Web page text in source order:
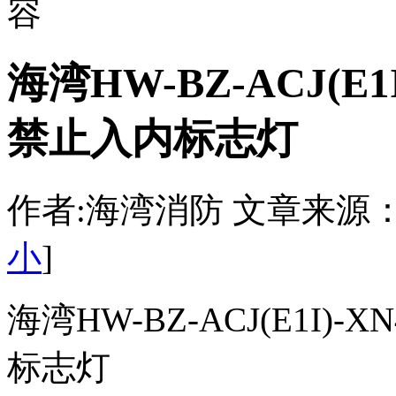
容
海湾HW-BZ-
禁止入内标志灯
作者:海湾消防 文章来源
小]
海湾HW-BZ-ACJ(E1I)-
标志灯